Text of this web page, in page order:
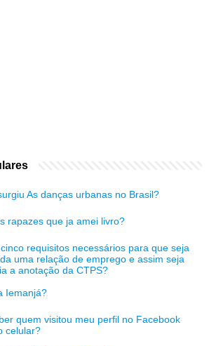
As danças urbanas no Brasil?
rapazes que ja amei livro?
requisitos necessários para que seja
uma relação de emprego e assim seja
a anotação da CTPS?
Iemanjá?
quem visitou meu perfil no Facebook
celular?